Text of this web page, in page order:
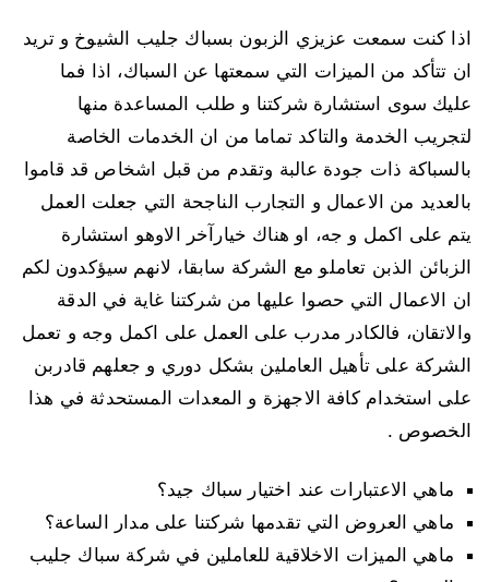
اذا كنت سمعت عزيزي الزبون بسباك جليب الشيوخ و تريد
ان تتأكد من الميزات التي سمعتها عن السباك، اذا فما
عليك سوى استشارة شركتنا و طلب المساعدة منها
لتجريب الخدمة والتاكد تماما من ان الخدمات الخاصة
بالسباكة ذات جودة عالبة وتقدم من قبل اشخاص قد قاموا
بالعديد من الاعمال و التجارب الناجحة التي جعلت العمل
يتم على اكمل و جه، او هناك خيارآخر الاوهو استشارة
الزبائن الذبن تعاملو مع الشركة سابقا، لانهم سيؤكدون لكم
ان الاعمال التي حصوا عليها من شركتنا غاية في الدقة
والاتقان، فالكادر مدرب على العمل على اكمل وجه و تعمل
الشركة على تأهيل العاملين بشكل دوري و جعلهم قادربن
على استخدام كافة الاجهزة و المعدات المستحدثة في هذا
الخصوص .
ماهي الاعتبارات عند اختيار سباك جيد؟
ماهي العروض التي تقدمها شركتنا على مدار الساعة؟
ماهي الميزات الاخلاقية للعاملين في شركة سباك جليب